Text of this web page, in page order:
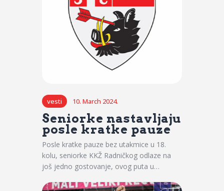
vesti 10. March 2024.
Seniorke nastavljaju
posle kratke pauze
Posle kratke pauze bez utakmice u 18.
kolu, seniorke KKŽ Radničkog odlaze na
još jedno gostovanje, ovog puta u…